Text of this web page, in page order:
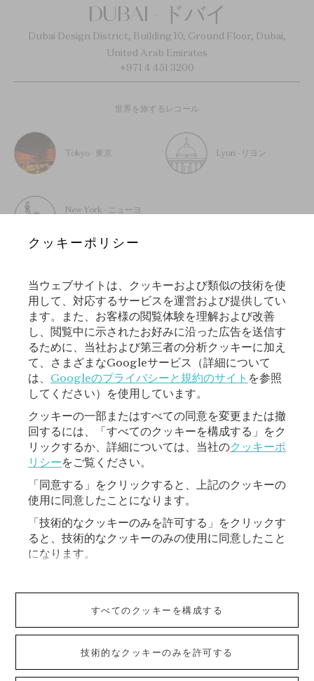
DUBAI - ドバイ
Dubai Design District, Building 10, Ground Floor, Dubai,
United Arab Emirates
+971 4 451 3200
世界を旅するレコール
Tokyo - 東京 Lyon - リヨン
New York - ニューヨ
ニュースレターに登録する
登録
VAN CLEEF & ARPELS
クッキーポリシー
クッキーポリシー
当ウェブサイトは、クッキーおよび類似の技術を使
用して、対応するサービスを運営および提供してい
ます。また、お客様の閲覧体験を理解および改善
し、閲覧中に示されたお好みに沿った広告を送信す
るために、当社および第三者の分析クッキーに加え
て、さまざまなGoogleサービス（詳細について
は、 Googleのプライバシーと規約のサイト を参照
してください）を使用しています。
クッキーの一部またはすべての同意を変更または撤
回するには、「すべてのクッキーを構成する」をク
リックするか、詳細については、当社のクッキーポ
リシーをご覧ください。
「同意する」をクリックすると、上記のクッキーの
使用に同意したことになります。
「技術的なクッキーのみを許可する」をクリックす
ると、技術的なクッキーのみの使用に同意したこと
になります。
すべてのクッキーを構成する
技術的なクッキーのみを許可する